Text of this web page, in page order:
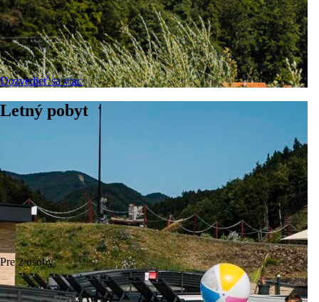
Celý rok
Dozvedieť sa viac
Letný pobyt
Pre 2 osoby
IZBY A APARTMÁNY
Oddýchnite si v modernom zariadení
Vyberte si jednu z 33 komfortne zariadených izieb alebo 2
luxusných apartmánov, v ktorých vám k pohodliu nič nebude
chýbať. Nájdeme vám ideálne riešenie pre romantiku vo dvojici,